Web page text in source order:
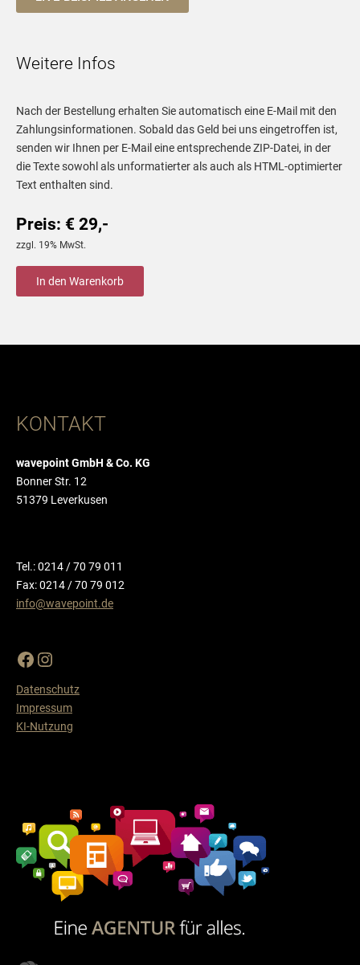
Weitere Infos
Nach der Bestellung erhalten Sie automatisch eine E-Mail mit den
Zahlungsinformationen. Sobald das Geld bei uns eingetroffen ist,
senden wir Ihnen per E-Mail eine entsprechende ZIP-Datei, in der
die Texte sowohl als unformatierter als auch als HTML-optimierter
Text enthalten sind.
Preis: € 29,-
zzgl. 19% MwSt.
In den Warenkorb
KONTAKT
wavepoint GmbH & Co. KG
Bonner Str. 12
51379 Leverkusen
Tel.: 0214 / 70 79 011
Fax: 0214 / 70 79 012
info@wavepoint.de
Datenschutz
Impressum
KI-Nutzung